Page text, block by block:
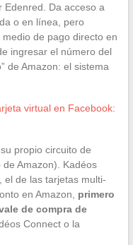
Edenred. Da acceso a
o en línea, pero
de pago directo en
ingresar el número del
de Amazon: el sistema
virtual en Facebook:
propio circuito de
Amazon). Kadéos
el de las tarjetas multi-
en Amazon, primero
de compra de
Connect o la